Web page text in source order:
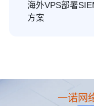
海外VPS部署
方案
一诺网